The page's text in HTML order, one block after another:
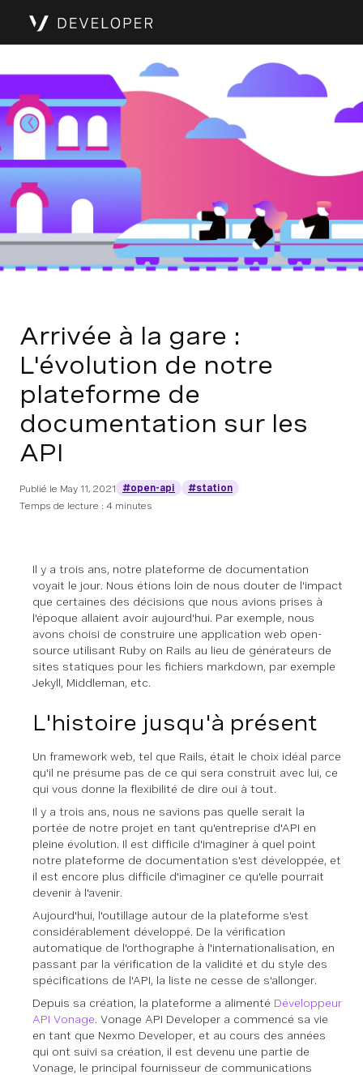
Arrivée à la gare :
L'évolution de notre
plateforme de
documentation sur les
API
Publié le May 11, 2021 #open-api
#station
Temps de lecture : 4 minutes
Il y a trois ans, notre plateforme de documentation
voyait le jour. Nous étions loin de nous douter de l'impact
que certaines des décisions que nous avions prises à
l'époque allaient avoir aujourd'hui. Par exemple, nous
avons choisi de construire une application web open-
source utilisant Ruby on Rails au lieu de générateurs de
sites statiques pour les fichiers markdown, par exemple
Jekyll, Middleman, etc.
L'histoire jusqu'à présent
Un framework web, tel que Rails, était le choix idéal parce
qu'il ne présume pas de ce qui sera construit avec lui, ce
qui vous donne la flexibilité de dire oui à tout.
Il y a trois ans, nous ne savions pas quelle serait la
portée de notre projet en tant qu'entreprise d'API en
pleine évolution. Il est difficile d'imaginer à quel point
notre plateforme de documentation s'est développée, et
il est encore plus difficile d'imaginer ce qu'elle pourrait
devenir à l'avenir.
Aujourd'hui, l'outillage autour de la plateforme s'est
considérablement développé. De la vérification
automatique de l'orthographe à l'internationalisation, en
passant par la vérification de la validité et du style des
spécifications de l'API, la liste ne cesse de s'allonger.
Depuis sa création, la plateforme a alimenté Développeur
API Vonage. Vonage API Developer a commencé sa vie
en tant que Nexmo Developer, et au cours des années
qui ont suivi sa création, il est devenu une partie de
Vonage, le principal fournisseur de communications